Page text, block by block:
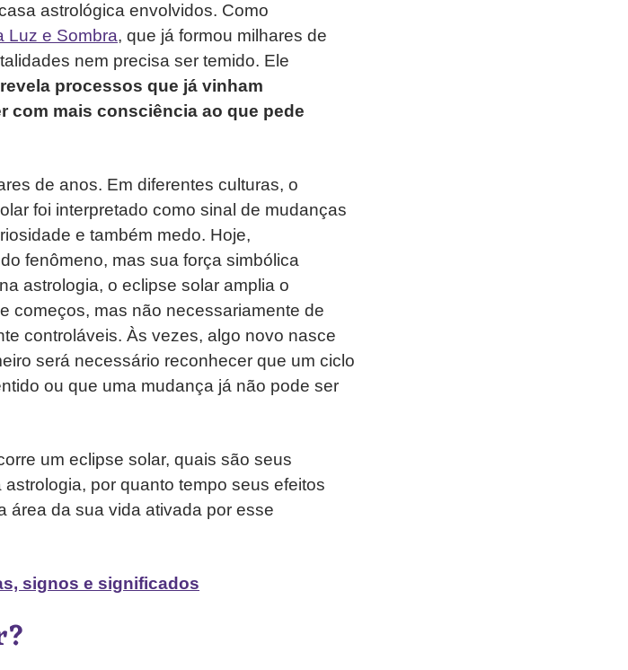
astrológica envolvidos. Como
Luz e Sombra, que já formou milhares de
nem precisa ser temido. Ele
processos que já vinham
com mais consciência ao que pede
de anos. Em diferentes culturas, o
foi interpretado como sinal de mudanças
e também medo. Hoje,
fenômeno, mas sua força simbólica
astrologia, o eclipse solar amplia o
começos, mas não necessariamente de
controláveis. Às vezes, algo novo nasce
será necessário reconhecer que um ciclo
ou que uma mudança já não pode ser
um eclipse solar, quais são seus
por quanto tempo seus efeitos
área da sua vida ativada por esse
signos e significados